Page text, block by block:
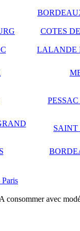
COTES
LALANDE
SAINT
Paris
consommer avec